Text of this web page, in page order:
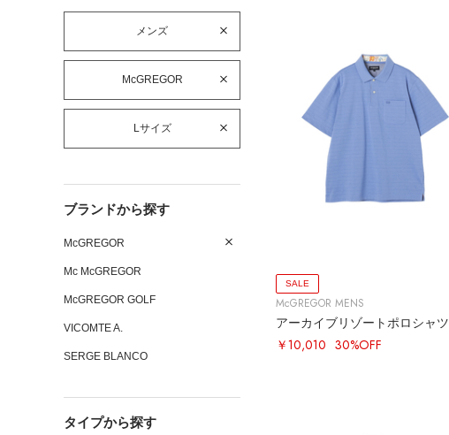
メンズ
McGREGOR
Lサイズ
ブランドから探す
McGREGOR
Mc McGREGOR
McGREGOR GOLF
VICOMTE A.
SERGE BLANCO
タイプから探す
SALE
McGREGOR MENS
アーカイブリゾートポロシャツ
￥10,010 30%OFF